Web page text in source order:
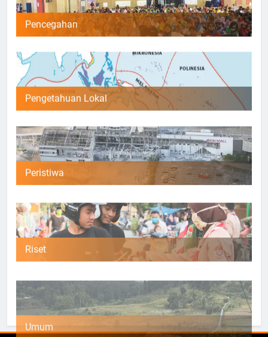
Pencegahan
Pengetahuan Lokal
Peristiwa
Riset
Umum